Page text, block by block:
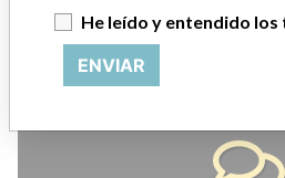
HISTORIAS EN SU CORREO
He leído y entendido los
ENVIAR